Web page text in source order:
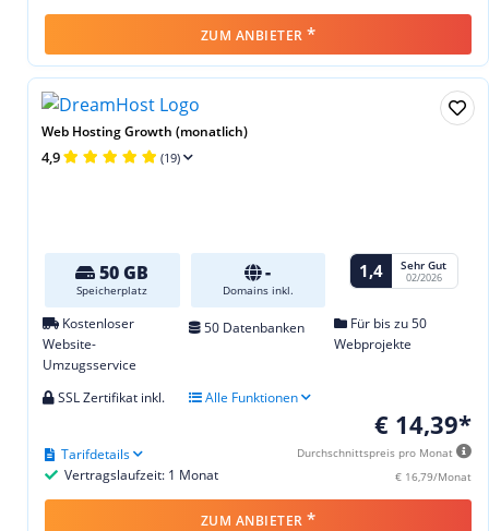
ZUM ANBIETER *
Web Hosting Growth (monatlich)
4,9 (19)
50 GB
Speicherplatz
-
Domains inkl.
1,4 Sehr Gut
02/2026
Kostenloser
Website-
Umzugsservice
50 Datenbanken
Für bis zu 50
Webprojekte
SSL Zertifikat inkl. Alle Funktionen
€ 14,39*
Durchschnittspreis pro Monat
€ 16,79/Monat
Vertragslaufzeit: 1 Monat
Tarifdetails
ZUM ANBIETER *